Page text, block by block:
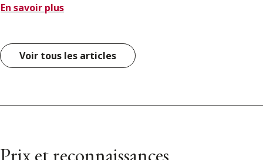
En savoir plus
Voir tous les articles